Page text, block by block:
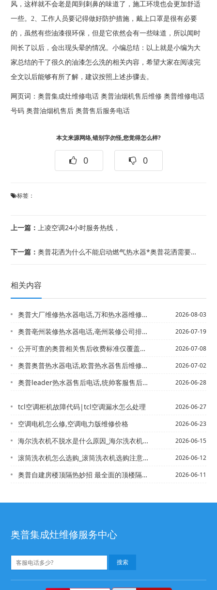
风，这样就不会老是闻到刺鼻的味道了，施工环境也会更加舒适
一些。2、工作人员要记得做好防护措施，戴上口罩是很有必要
的，虽然有些油漆很环保，但是它依然会有一些味道，所以闻时
间长了以后，会出现头晕的情况。小编总结：以上就是小编为大
家总结的干了很久的油漆怎么洗的相关内容，希望大家在阅读完
全文以后能够有所了解，建议按照上述步骤去。
网页词：奥普集成灶维修电话 奥普油烟机售后维修 奥普维修电话
号码 奥普油烟机售后 奥普售后服务电话
本文来源网络,错别字勿怪,您觉得怎么样?
0 0
标签：
上一篇：上凌空调24小时服务热线，
下一篇：奥普花洒为什么不能启动燃气热水器*奥普花洒需要角阀吗
相关内容
奥普大厂维修热水器电话,万和热水器维修部电话-奥普大臣燃气灶打不着火 2026-08-03
奥普亳州装修热水器电话,亳州装修公司排名_博爱维修热水器电话,博世热水器维修中心... 2026-07-19
公开可查的奥普相关售后收费标准仅覆盖家用类产品，暂未查询到奥普商用洗碗机专属的官... 2026-07-08
奥普奥普热水器电话,欧普热水器售后维修电话号码& 2026-07-02
奥普leader热水器售后电话,统帅客服售后电话{lg燃气灶打不着火什么原因 2026-06-28
tcl空调柜机故障代码|tcl空调漏水怎么处理 2026-06-27
空调电机怎么修,空调电力版维修价格 2026-06-23
海尔洗衣机不脱水是什么原因_海尔洗衣机不脱水维修方法*海尔洗衣机不脱水是什么原因... 2026-06-15
滚筒洗衣机怎么选购_滚筒洗衣机选购注意事项，滚筒洗衣机怎么样__滚筒洗衣机有缺点... 2026-06-12
奥普自建房楼顶隔热妙招 最全面的顶楼隔热方法介绍~奥普自建房楼顶隔热妙招有哪些 2026-06-11
奥普集成灶维修服务中心